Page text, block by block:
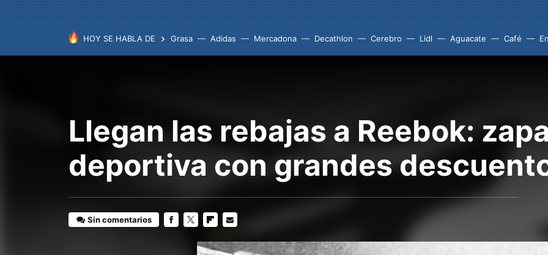
HOY SE HABLA DE Grasa Adidas Mercadona Decathlon Cerebro Lidl Aguacate Café
Llegan las rebajas a Reebok:
deportiva con grandes
Sin comentarios
MAIL